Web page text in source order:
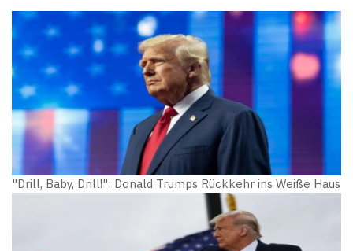
"Drill, Baby, Drill!": Donald Trumps Rückkehr ins Weiße Haus